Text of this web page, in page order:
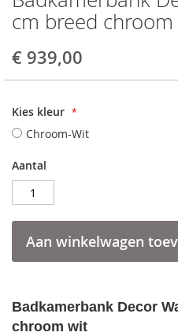
cm breed
€ 939,00
Kies kleur
Chroom-Wit
Aantal
Aan winkelwagen
Badkamerbank Decor
chroom wit
to
the
of
gallery